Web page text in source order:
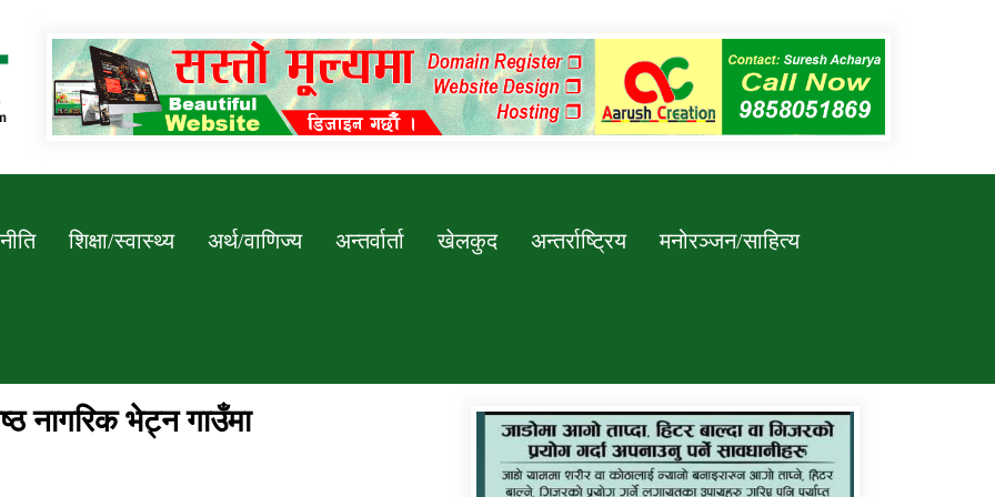
Newssarokar
शिक्षा/स्वास्थ्य अर्थ/वाणिज्य अन्तर्वार्ता खेलकुद अन्तर्राष्ट्रिय मनोरञ्जन/साहित्य
कर्णाली प्रविधि शिक्षालय जुम्लाको सुचना
नागरिक भेट्न गाउँमा